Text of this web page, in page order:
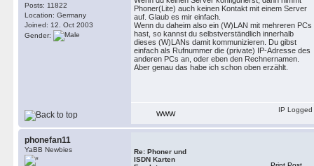
Posts: 11822
Location: Germany
Joined: 12. Oct 2003
Gender:
Phoner(Lite) auch keinen Kontakt mit einem Server
auf. Glaub es mir einfach.
Wenn du daheim also ein (W)LAN mit mehreren PCs
hast, so kannst du selbstverständlich innerhalb
dieses (W)LANs damit kommunizieren. Du gibst
einfach als Rufnummer die (private) IP-Adresse des
anderen PCs an, oder eben den Rechnernamen.
Aber genau das habe ich schon oben erzählt.
WWW
IP Logged
phonefan11
YaBB Newbies
Re: Phoner und
ISDN Karten